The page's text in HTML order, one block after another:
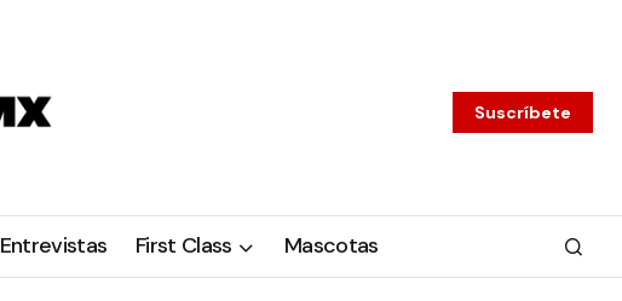
Suscríbete
Entrevistas First Class Mascotas